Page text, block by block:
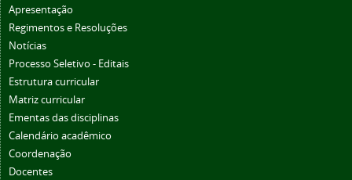
Apresentação
Regimentos e Resoluções
Notícias
Processo Seletivo - Editais
Estrutura curricular
Matriz curricular
Ementas das disciplinas
Calendário acadêmico
Coordenação
Docentes